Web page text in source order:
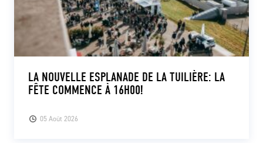
05 Août 2026
LA NOUVELLE ESPLANADE DE LA TUILIÈRE: LA
FÊTE COMMENCE À 16H00!